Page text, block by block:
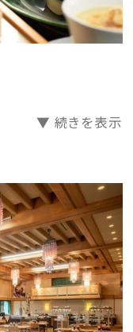
腐
大浴場露天風呂の
たりが良く高齢の
す。
さらという川のせ
▼ 続きを表示